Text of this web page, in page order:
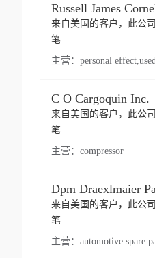
来自美国的客户，此公
笔
主营：
C O Cargoquin Inc.
来自美国的客户，此公
笔
主营： compressor
来自美国的客户，此公
笔
主营： automotive spare